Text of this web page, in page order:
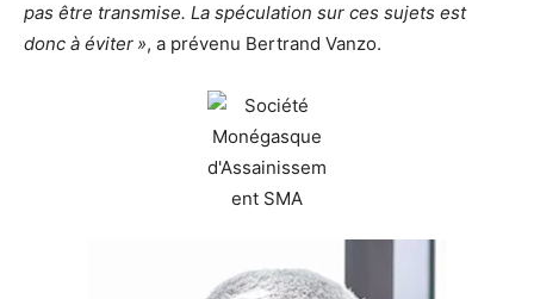
pas être transmise. La spéculation sur ces sujets est
donc à éviter », a prévenu Bertrand Vanzo.